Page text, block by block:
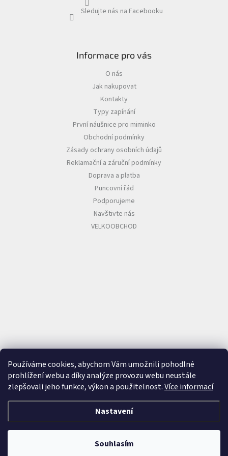
Používáme cookies, abychom Vám umožnili pohodlné
prohlížení webu a díky analýze provozu webu neustále
zlepšovali jeho funkce, výkon a použitelnost.Více informací
Nastavení
Souhlasím
Sledujte nás na Facebooku
Informace pro vás
O nás
Jak nakupovat
Kontakty
Typy zapínání
První náušnice pro miminko
Obchodní podmínky
Zásady ochrany osobních údajů
Reklamační a záruční podmínky
Doprava a platba
Puncovní řád
Podporujeme
Navštivte nás
VELKOOBCHOD
Cutie - Kids jewellery. Všechna práva vyhrazena.